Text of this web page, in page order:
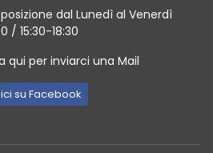
with fixed drag
dal Lunedì al Venerdì
/ 15:30-18:30
qui per inviarci una Mail
su Facebook